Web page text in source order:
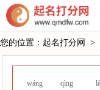
您的位置： 起名打分网 >
wáng qìng lè